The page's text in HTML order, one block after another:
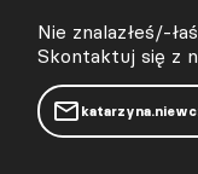
Nie znalazłeś/-
Skontaktuj się z